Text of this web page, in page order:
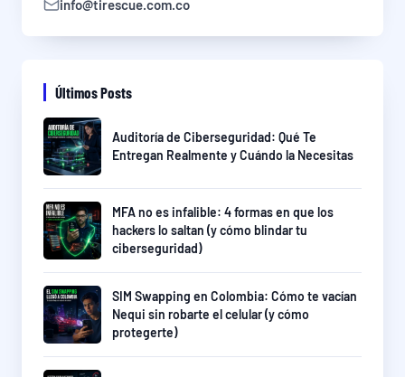
info@tirescue.com.co
Últimos Posts
Auditoría de Ciberseguridad: Qué Te
Entregan Realmente y Cuándo la Necesitas
MFA no es infalible: 4 formas en que los
hackers lo saltan (y cómo blindar tu
ciberseguridad)
SIM Swapping en Colombia: Cómo te vacían
Nequi sin robarte el celular (y cómo
protegerte)